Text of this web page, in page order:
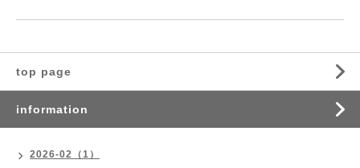
top page
information
2026-02（1）